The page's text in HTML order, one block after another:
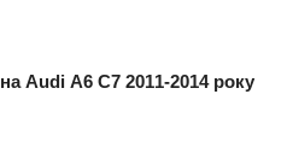
Audi A6 C7 2011-2014 року